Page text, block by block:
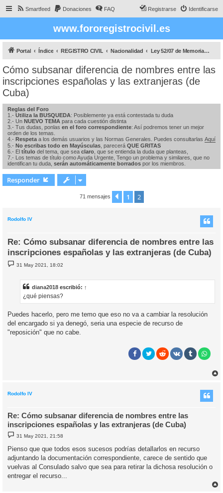
Smartfeed Donaciones FAQ Identificarse
Registrarse
www.fororegistrocivil.es
Portal Índice REGISTRO CIVIL Nacionalidad Ley 52/07 de Memoria Histórica
Cómo subsanar diferencia de nombres entre las
inscripciones españolas y las extranjeras (de
Cuba)
Reglas del Foro
1.- Utiliza la BUSQUEDA: Posiblemente ya está contestada tu duda
2.- Un NUEVO TEMA para cada cuestión distinta
3.- Tus dudas, ponlas en el foro correspondiente: Así podremos tener un mejor
orden de los temas.
4.- Respeta a los demás usuarios y las Normas Generales. Puedes consultarlas Aquí
5.- No escribas todo en Mayúsculas , parecerá QUE GRITAS
6.- El título del tema, que sea claro , que se entienda la duda que planteas,
7.- Los temas de título como Ayuda Urgente, Tengo un problema y similares, que no
identifican tu duda, serán automáticamente borrados por los miembros.
Responder
71 mensajes Anterior
1 2
Rodolfo IV
Re: Cómo subsanar diferencia de nombres entre las
inscripciones españolas y las extranjeras (de Cuba)
M
e
31 May 2021, 18:02
diana2018 escribió: ↑
¿qué piensas?
Puedes hacerlo, pero me temo que eso no va a cambiar la resolución
del encargado si ya denegó, seria una especie de recurso de
"reposición" que no cabe.
Rodolfo IV
Re: Cómo subsanar diferencia de nombres entre las
inscripciones españolas y las extranjeras (de Cuba)
M
e
s
a
j
e
31 May 2021, 21:58
Pienso que que todos esos sucesos podrías detallarlos en recurso
adjuntando la documentación correspondiente, carece de sentido que
vuelvas al Consulado salvo que sea para retirar la dichosa resolución o
entregar el recurso...